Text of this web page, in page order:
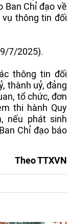
Ban Chỉ đạo về
thông tin đối
7/2025).
thông tin đối
thành uỷ, đảng
tổ chức, đơn
thi hành Quy
nếu phát sinh
Chỉ đạo báo
Theo TTXVN